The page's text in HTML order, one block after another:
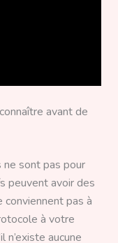
avant de
sont pas pour
peuvent avoir des
conviennent pas à
à votre
aucune